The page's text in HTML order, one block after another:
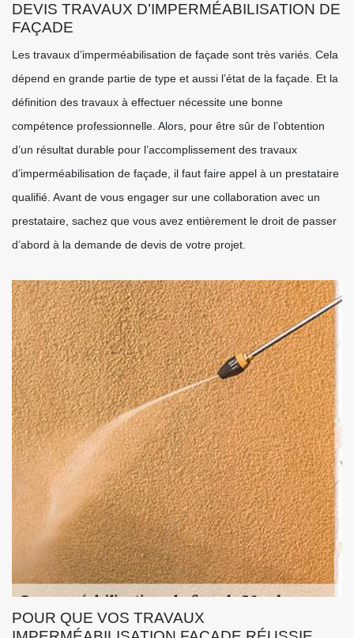
DEVIS TRAVAUX D’IMPERMÉABILISATION DE
FAÇADE
Les travaux d’imperméabilisation de façade sont très variés. Cela
dépend en grande partie de type et aussi l’état de la façade. Et la
définition des travaux à effectuer nécessite une bonne
compétence professionnelle. Alors, pour être sûr de l’obtention
d’un résultat durable pour l’accomplissement des travaux
d’imperméabilisation de façade, il faut faire appel à un prestataire
qualifié. Avant de vous engager sur une collaboration avec un
prestataire, sachez que vous avez entièrement le droit de passer
d’abord à la demande de devis de votre projet.
POUR QUE VOS TRAVAUX